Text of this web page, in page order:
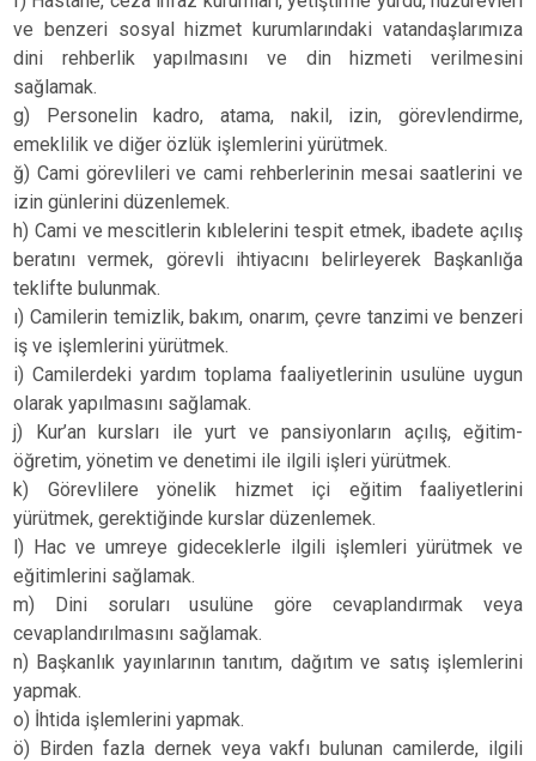
ve benzeri sosyal hizmet kurumlarındaki vatandaşlarımıza
dini rehberlik yapılmasını ve din hizmeti verilmesini
sağlamak.
g) Personelin kadro, atama, nakil, izin, görevlendirme,
emeklilik ve diğer özlük işlemlerini yürütmek.
ğ) Cami görevlileri ve cami rehberlerinin mesai saatlerini ve
izin günlerini düzenlemek.
h) Cami ve mescitlerin kıblelerini tespit etmek, ibadete açılış
beratını vermek, görevli ihtiyacını belirleyerek Başkanlığa
teklifte bulunmak.
ı) Camilerin temizlik, bakım, onarım, çevre tanzimi ve benzeri
iş ve işlemlerini yürütmek.
i) Camilerdeki yardım toplama faaliyetlerinin usulüne uygun
olarak yapılmasını sağlamak.
j) Kur’an kursları ile yurt ve pansiyonların açılış, eğitim-
öğretim, yönetim ve denetimi ile ilgili işleri yürütmek.
k) Görevlilere yönelik hizmet içi eğitim faaliyetlerini
yürütmek, gerektiğinde kurslar düzenlemek.
l) Hac ve umreye gideceklerle ilgili işlemleri yürütmek ve
eğitimlerini sağlamak.
m) Dini soruları usulüne göre cevaplandırmak veya
cevaplandırılmasını sağlamak.
n) Başkanlık yayınlarının tanıtım, dağıtım ve satış işlemlerini
yapmak.
o) İhtida işlemlerini yapmak.
ö) Birden fazla dernek veya vakfı bulunan camilerde, ilgili